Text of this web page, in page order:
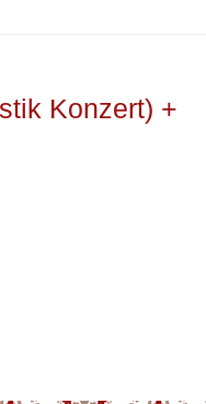
Konzert) +